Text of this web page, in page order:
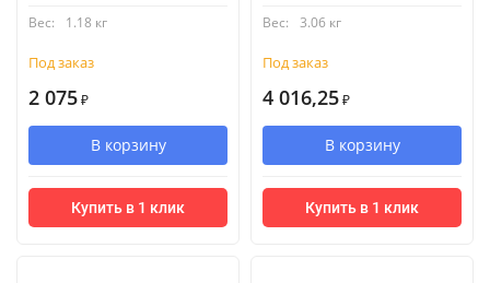
Вес:
1.18 кг
Под заказ
2 075 ₽
В корзину
Купить в 1 клик
Вес:
3.06 кг
Под заказ
4 016,25 ₽
В корзину
Купить в 1 клик